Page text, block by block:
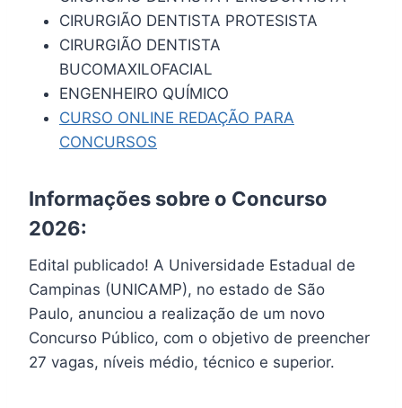
CIRURGIÃO DENTISTA PROTESISTA
CIRURGIÃO DENTISTA
BUCOMAXILOFACIAL
ENGENHEIRO QUÍMICO
CURSO ONLINE REDAÇÃO PARA
CONCURSOS
Informações sobre o Concurso
2026:
Edital publicado! A Universidade Estadual de
Campinas (UNICAMP), no estado de São
Paulo, anunciou a realização de um novo
Concurso Público, com o objetivo de preencher
27 vagas, níveis médio, técnico e superior.